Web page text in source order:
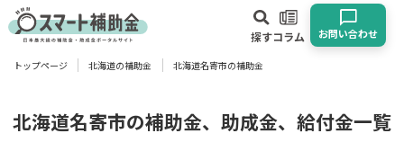
探すコラム お問い合わせ
対象
トップページ 北海道の補助金 北海道名寄市の補助金
北海道名寄市の補助金、助成金、給付金一覧